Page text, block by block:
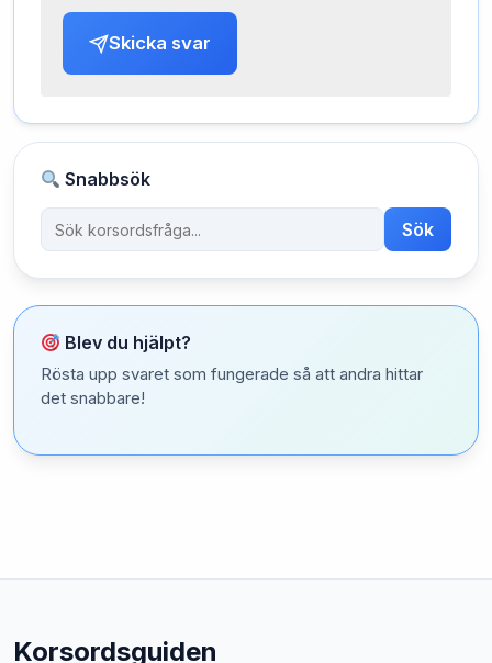
Skicka svar
Snabbsök
Sök
Blev du hjälpt?
Rösta upp svaret som fungerade så att andra hittar
det snabbare!
Korsordsguiden